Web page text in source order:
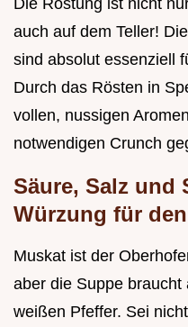
Die Röstung ist nicht
auch auf dem Teller!
sind absolut essenziell
Durch das Rösten in
vollen, nussigen
notwendigen Crunch
Säure, Salz und
Würzung für
Muskat ist der
aber die Suppe braucht
weißen Pfeffer. Sei